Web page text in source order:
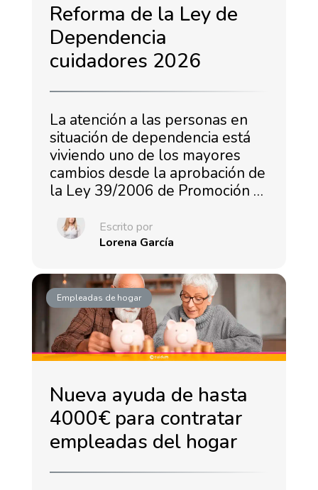
Reforma de la Ley de
Dependencia
cuidadores 2026
La atención a las personas en
situación de dependencia está
viviendo uno de los mayores
cambios desde la aprobación de
la Ley 39/2006 de Promoción …
Escrito por
Lorena García
Empleadas de hogar
Nueva ayuda de hasta
4000€ para contratar
empleadas del hogar